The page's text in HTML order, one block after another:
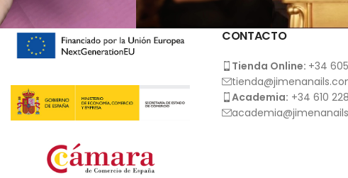
CONTACTO
Tienda Online: +34
Academia: +34 610